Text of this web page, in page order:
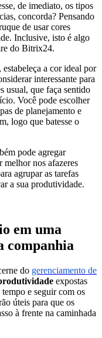
de imediato, os tipos
concorda? Pensando
de usar cores
Inclusive, isto é algo
do Bitrix24.
a cor ideal por
interessante para
usual, que faça sentido
Você pode escolher
de planejamento e
logo que batesse o
pode agregar
nos afazeres
agrupar as tarefas
a sua produtividade.
em uma
companhia
do gerenciamento de
expostas
e seguir com os
úteis para que os
à frente na caminhada